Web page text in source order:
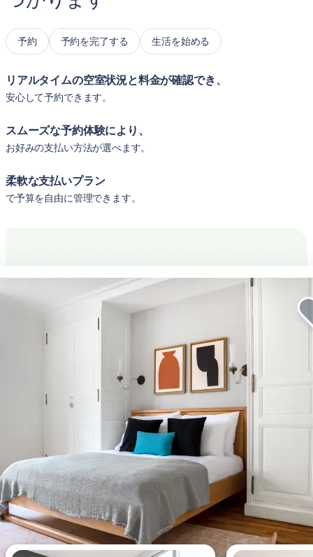
予約 予約を完了する 生活を始める
リアルタイムの空室状況と料金が確認でき、
安心して予約できます。
スムーズな予約体験により、
お好みの支払い方法が選べます。
柔軟な支払いプラン
で予算を自由に管理できます。
今週最も閲覧されたアパートメン
ト